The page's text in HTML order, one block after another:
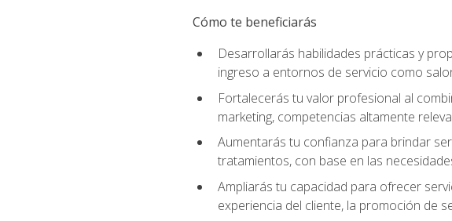
Cómo te beneficiarás
Desarrollarás habilidades prácticas y
ingreso a entornos de servicio como
Fortalecerás tu valor profesional al
marketing, competencias altamente
Aumentarás tu confianza para brindar
tratamientos, con base en las
Ampliarás tu capacidad para ofrecer
experiencia del cliente, la promoción de